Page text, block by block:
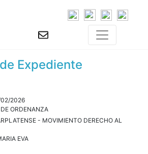
Expediente
2026
ORDENANZA
- MOVIMIENTO DERECHO AL
EVA